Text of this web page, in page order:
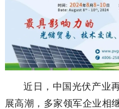
近日，中国光伏产业
展高潮，多家领军企业相